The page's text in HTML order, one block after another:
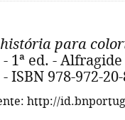
para
1ª ed. -
ISBN 978-972-
http://